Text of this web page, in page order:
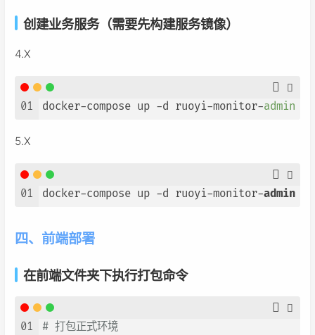
创建业务服务（需要先构建服务镜像）
4.X
01 docker-compose up -d ruoyi-monitor-admin
5.X
01 docker-compose up -d ruoyi-monitor-admin
四、前端部署
在前端文件夹下执行打包命令
01 # 打包正式环境